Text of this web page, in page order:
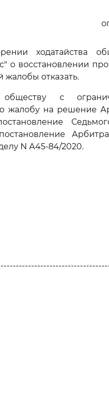
ходатайства
о восстановлении
жалобы отказать.
обществу с
жалобу на решение
N А45-84/2020.